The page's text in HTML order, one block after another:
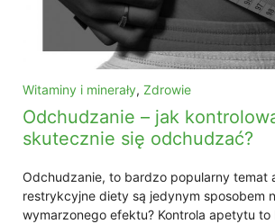
Witaminy i minerały, Zdrowie
Odchudzanie – jak
skutecznie się odchudzać?
Odchudzanie, to bardzo popularny temat
restrykcyjne diety są jedynym sposobem
wymarzonego efektu? Kontrola apetytu to